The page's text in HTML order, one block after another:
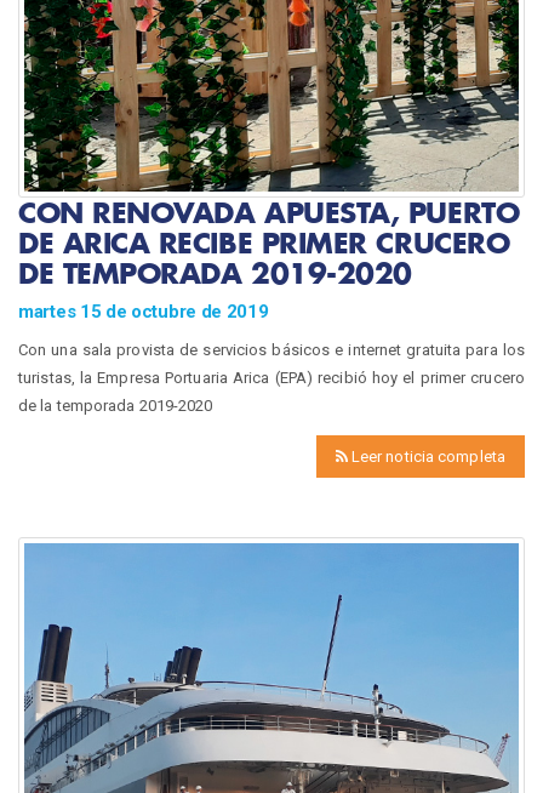
CON RENOVADA APUESTA, PUERTO
DE ARICA RECIBE PRIMER CRUCERO
DE TEMPORADA 2019-2020
martes 15 de octubre de 2019
Con una sala provista de servicios básicos e internet gratuita para los
turistas, la Empresa Portuaria Arica (EPA) recibió hoy el primer crucero
de la temporada 2019-2020
Leer noticia completa